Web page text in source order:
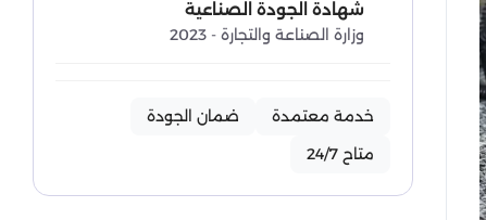
شهادة الجودة الصناعية
وزارة الصناعة والتجارة - 2023
خدمة معتمدة
ضمان الجودة
متاح 24/7